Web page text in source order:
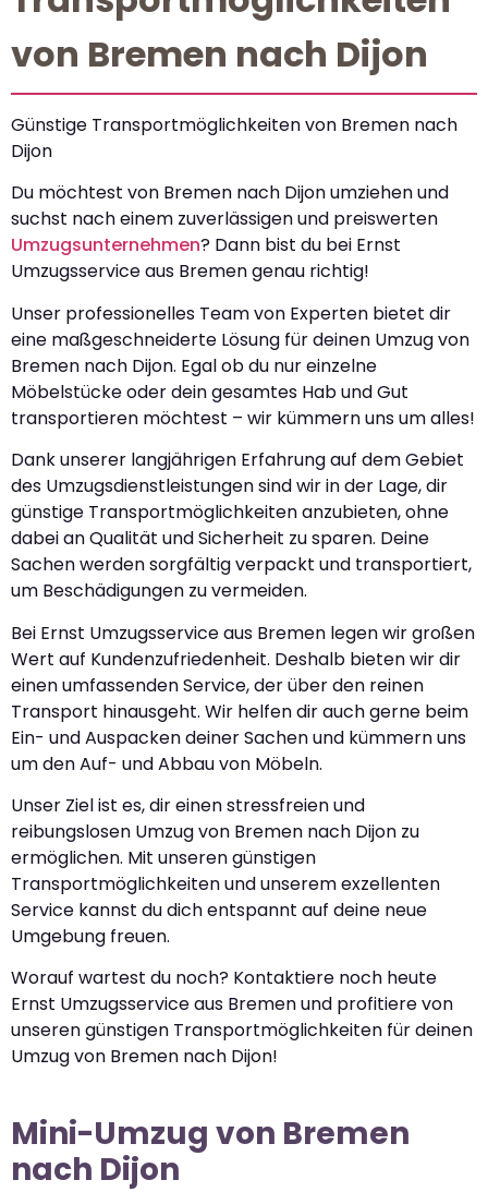
von Bremen nach Dijon
Günstige Transportmöglichkeiten von Bremen nach
Dijon
Du möchtest von Bremen nach Dijon umziehen und
suchst nach einem zuverlässigen und preiswerten
Umzugsunternehmen? Dann bist du bei Ernst
Umzugsservice aus Bremen genau richtig!
Unser professionelles Team von Experten bietet dir
eine maßgeschneiderte Lösung für deinen Umzug von
Bremen nach Dijon. Egal ob du nur einzelne
Möbelstücke oder dein gesamtes Hab und Gut
transportieren möchtest – wir kümmern uns um alles!
Dank unserer langjährigen Erfahrung auf dem Gebiet
des Umzugsdienstleistungen sind wir in der Lage, dir
günstige Transportmöglichkeiten anzubieten, ohne
dabei an Qualität und Sicherheit zu sparen. Deine
Sachen werden sorgfältig verpackt und transportiert,
um Beschädigungen zu vermeiden.
Bei Ernst Umzugsservice aus Bremen legen wir großen
Wert auf Kundenzufriedenheit. Deshalb bieten wir dir
einen umfassenden Service, der über den reinen
Transport hinausgeht. Wir helfen dir auch gerne beim
Ein- und Auspacken deiner Sachen und kümmern uns
um den Auf- und Abbau von Möbeln.
Unser Ziel ist es, dir einen stressfreien und
reibungslosen Umzug von Bremen nach Dijon zu
ermöglichen. Mit unseren günstigen
Transportmöglichkeiten und unserem exzellenten
Service kannst du dich entspannt auf deine neue
Umgebung freuen.
Worauf wartest du noch? Kontaktiere noch heute
Ernst Umzugsservice aus Bremen und profitiere von
unseren günstigen Transportmöglichkeiten für deinen
Umzug von Bremen nach Dijon!
Mini-Umzug von Bremen
nach Dijon